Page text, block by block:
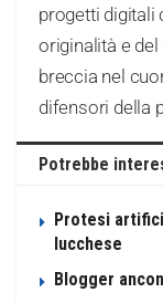
progetti digitali
originalità e
breccia nel
difensori della
Potrebbe
Protesi
lucchese
Blogger